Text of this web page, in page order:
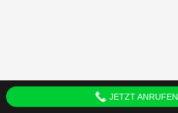
JETZT ANRUFEN